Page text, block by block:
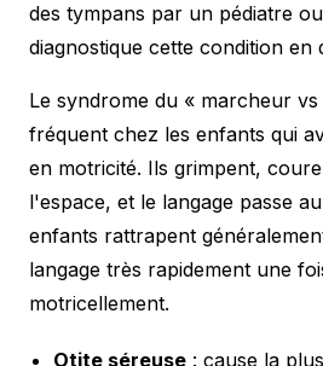
des tympans par un pédiatre
diagnostique cette condition en
Le syndrome du « marcheur
fréquent chez les enfants qui
en motricité. Ils grimpent,
l'espace, et le langage passe
enfants rattrapent
langage très rapidement une
motricellement.
Otite séreuse : cause la